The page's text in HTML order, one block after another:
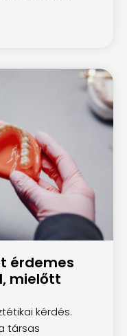
érdemes
mielőtt
kérdés.
társas